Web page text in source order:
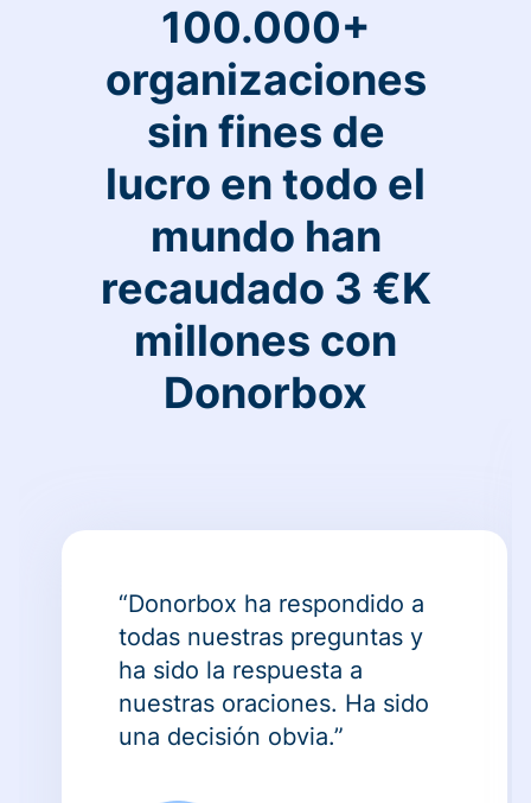
100.000+
organizaciones
sin fines de
lucro en todo el
mundo han
recaudado 3 €K
millones con
Donorbox
“Donorbox ha respondido a
todas nuestras preguntas y
ha sido la respuesta a
nuestras oraciones. Ha sido
una decisión obvia.”